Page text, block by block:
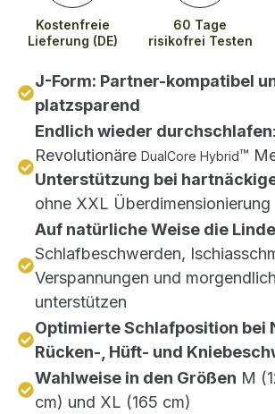
Kostenfreie
Lieferung (DE)
60 Tage
risikofrei Testen
J-Form: Partner-kompatibel
platzsparend
Endlich wieder durchschlafen:
Revolutionäre DualCore Hybrid™
Unterstützung bei
ohne XXL Überdimensionierung
Auf natürliche Weise die
Schlafbeschwerden,
Verspannungen und
unterstützen
Optimierte Schlafposition bei
Rücken-, Hüft- und
Wahlweise in den Größen M
cm) und XL (165 cm)